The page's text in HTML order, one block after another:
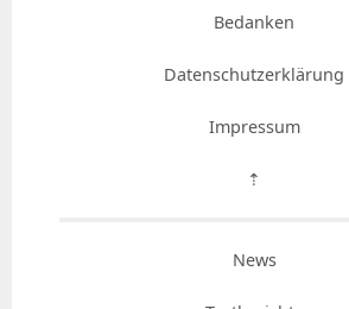
Bedanken
Datenschutzerklärung
Impressum
⇡
News